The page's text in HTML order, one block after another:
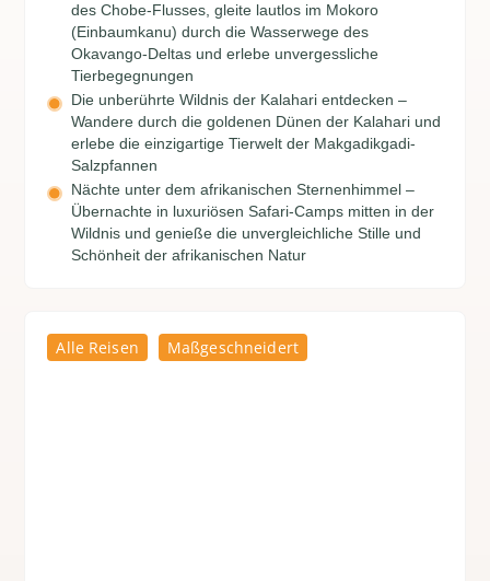
des Chobe-Flusses, gleite lautlos im Mokoro
(Einbaumkanu) durch die Wasserwege des
Okavango-Deltas und erlebe unvergessliche
Tierbegegnungen
Die unberührte Wildnis der Kalahari entdecken –
Wandere durch die goldenen Dünen der Kalahari und
erlebe die einzigartige Tierwelt der Makgadikgadi-
Salzpfannen
Nächte unter dem afrikanischen Sternenhimmel –
Übernachte in luxuriösen Safari-Camps mitten in der
Wildnis und genieße die unvergleichliche Stille und
Schönheit der afrikanischen Natur
Alle Reisen Maßgeschneidert